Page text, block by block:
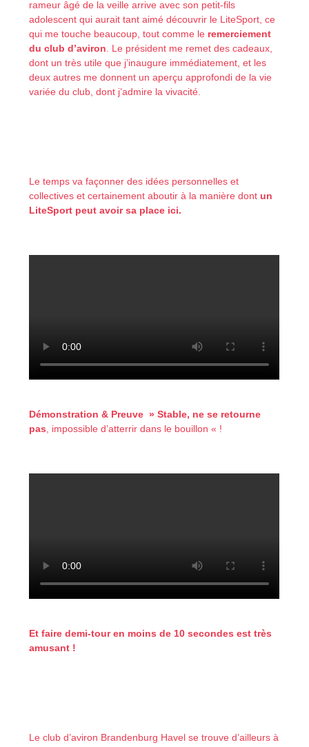
rameur âgé de la veille arrive avec son petit-fils
adolescent qui aurait tant aimé découvrir le LiteSport, ce
qui me touche beaucoup, tout comme le remerciement
du club d’aviron . Le président me remet des cadeaux,
dont un très utile que j’inaugure immédiatement, et les
deux autres me donnent un aperçu approfondi de la vie
variée du club, dont j’admire la vivacité.
Le temps va façonner des idées personnelles et
collectives et certainement aboutir à la manière dontun
LiteSport peut avoir sa place ici.
Démonstration & Preuve » Stable, ne se retourne
pas, impossible d’atterrir dans le bouillon « !
Et faire demi-tour en moins de 10 secondes est très
amusant !
Le club d’aviron Brandenburg Havel se trouve d’ailleurs à